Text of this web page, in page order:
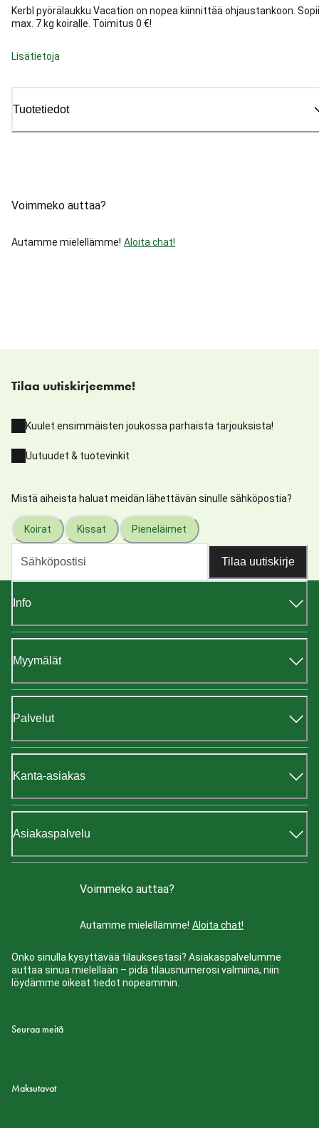
Kerbl pyörälaukku Vacation on nopea kiinnittää ohjaustankoon. Sopii
max. 7 kg koiralle. Toimitus 0 €!
Lisätietoja
Tuotetiedot
Voimmeko auttaa?
Autamme mielellämme! Aloita chat!
Tilaa uutiskirjeemme!
Kuulet ensimmäisten joukossa parhaista tarjouksista!
Uutuudet & tuotevinkit
Mistä aiheista haluat meidän lähettävän sinulle sähköpostia?
Koirat Kissat Pieneläimet
Tilaa uutiskirje
Info
Myymälät
Palvelut
Kanta-asiakas
Asiakaspalvelu
Voimmeko auttaa?
Autamme mielellämme! Aloita chat!
Onko sinulla kysyttävää tilauksestasi? Asiakaspalvelumme
auttaa sinua mielellään – pidä tilausnumerosi valmiina, niin
löydämme oikeat tiedot nopeammin.
Seuraa meitä
Maksutavat